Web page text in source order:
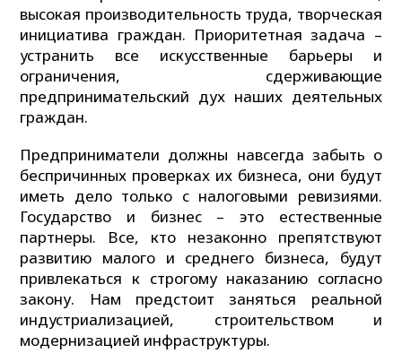
высокая производительность труда, творческая
инициатива граждан. Приоритетная задача –
устранить все искусственные барьеры и
ограничения, сдерживающие
предпринимательский дух наших деятельных
граждан.
Предприниматели должны навсегда забыть о
беспричинных проверках их бизнеса, они будут
иметь дело только с налоговыми ревизиями.
Государство и бизнес – это естественные
партнеры. Все, кто незаконно препятствуют
развитию малого и среднего бизнеса, будут
привлекаться к строгому наказанию согласно
закону. Нам предстоит заняться реальной
индустриализацией, строительством и
модернизацией инфраструктуры.